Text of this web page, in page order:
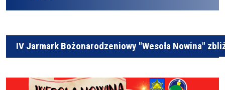
IV Jarmark Bożonarodzeniowy "Wesoła Nowina"